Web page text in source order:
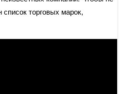
торговых марок,